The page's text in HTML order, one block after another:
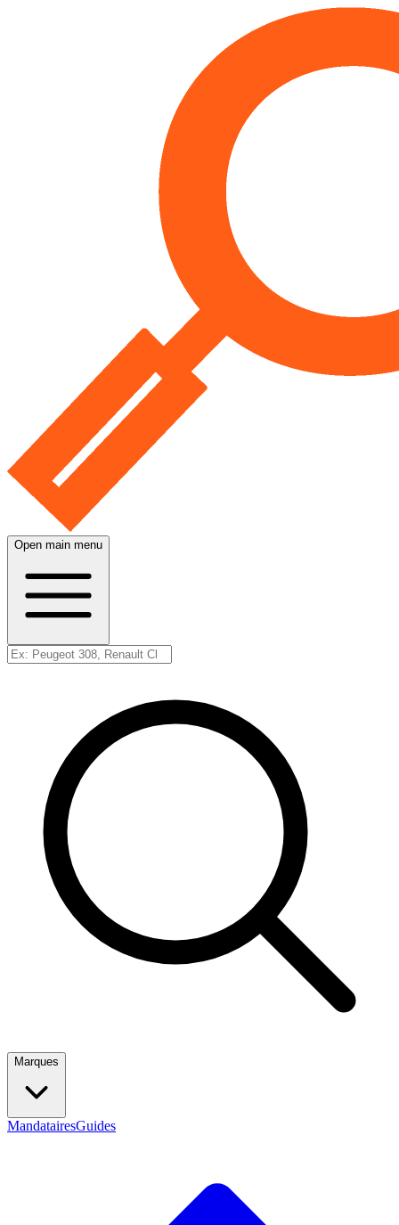
Open main menu
Marques
MandatairesGuides